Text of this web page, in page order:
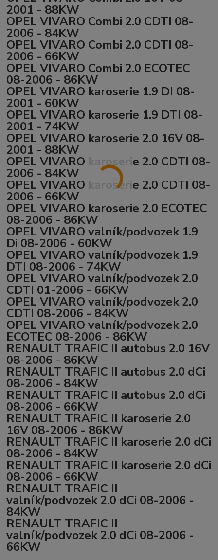
2001 - 88KW
OPEL VIVARO Combi 2.0 CDTI 08-
2006 - 84KW
OPEL VIVARO Combi 2.0 CDTI 08-
2006 - 66KW
OPEL VIVARO Combi 2.0 ECOTEC
08-2006 - 86KW
OPEL VIVARO karoserie 1.9 DI 08-
2001 - 60KW
OPEL VIVARO karoserie 1.9 DTI 08-
2001 - 74KW
OPEL VIVARO karoserie 2.0 16V 08-
2001 - 88KW
OPEL VIVARO karoserie 2.0 CDTI 08-
2006 - 84KW
OPEL VIVARO karoserie 2.0 CDTI 08-
2006 - 66KW
OPEL VIVARO karoserie 2.0 ECOTEC
08-2006 - 86KW
OPEL VIVARO valník/podvozek 1.9
Di 08-2006 - 60KW
OPEL VIVARO valník/podvozek 1.9
DTI 08-2006 - 74KW
OPEL VIVARO valník/podvozek 2.0
CDTI 01-2006 - 66KW
OPEL VIVARO valník/podvozek 2.0
CDTI 08-2006 - 84KW
OPEL VIVARO valník/podvozek 2.0
ECOTEC 08-2006 - 86KW
RENAULT TRAFIC II autobus 2.0 16V
08-2006 - 86KW
RENAULT TRAFIC II autobus 2.0 dCi
08-2006 - 84KW
RENAULT TRAFIC II autobus 2.0 dCi
08-2006 - 66KW
RENAULT TRAFIC II karoserie 2.0
16V 08-2006 - 86KW
RENAULT TRAFIC II karoserie 2.0 dCi
08-2006 - 84KW
RENAULT TRAFIC II karoserie 2.0 dCi
08-2006 - 66KW
RENAULT TRAFIC II
valník/podvozek 2.0 dCi 08-2006 -
84KW
RENAULT TRAFIC II
valník/podvozek 2.0 dCi 08-2006 -
66KW